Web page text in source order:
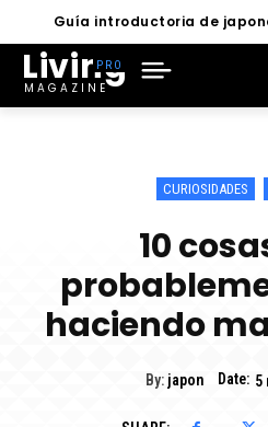
Guía introductoria de
Living
MAGAZINE
CURIOSIDADES
10
haciendo
By: japon Date: 5